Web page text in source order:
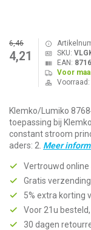
6,46
4,21
SKU:
EAN:
Voor
Voorraad:
Klemko/Lumiko
toepassing bij
constant stroom
aders: 2. Meer
Vertrouwd online
Gratis
5% extra korting
Voor 21u
30 dagen